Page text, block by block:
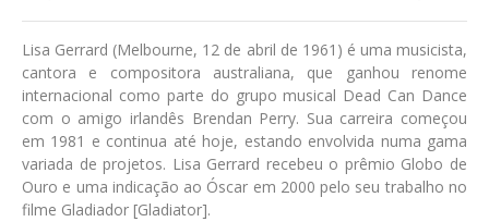
Lisa Gerrard (Melbourne, 12 de abril de 1961) é uma musicista,
cantora e compositora australiana, que ganhou renome
internacional como parte do grupo musical Dead Can Dance
com o amigo irlandês Brendan Perry. Sua carreira começou
em 1981 e continua até hoje, estando envolvida numa gama
variada de projetos. Lisa Gerrard recebeu o prêmio Globo de
Ouro e uma indicação ao Óscar em 2000 pelo seu trabalho no
filme Gladiador [Gladiator].